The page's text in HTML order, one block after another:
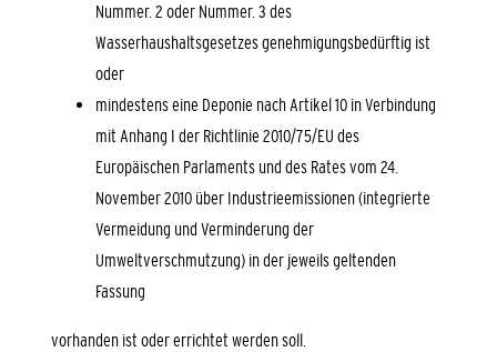
Nummer. 2 oder Nummer. 3 des
Wasserhaushaltsgesetzes genehmigungsbedürftig ist
oder
mindestens eine Deponie nach Artikel 10 in Verbindung
mit Anhang I der Richtlinie 2010/75/EU des
Europäischen Parlaments und des Rates vom 24.
November 2010 über Industrieemissionen (integrierte
Vermeidung und Verminderung der
Umweltverschmutzung) in der jeweils geltenden
Fassung
vorhanden ist oder errichtet werden soll.